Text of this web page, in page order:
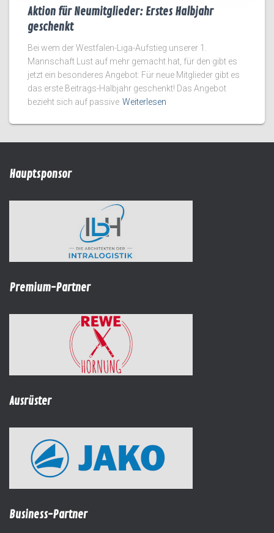
Aktion für Neumitglieder: Erstes Halbjahr
geschenkt
Bei wem der Westfalen-Liga-Aufstieg unserer 1.
Mannschaft Lust auf mehr gemacht hat, für den gibt es
jetzt ein besonderes Angebot: Für neue Mitglieder gibt es
das erste Beitrags-Halbjahr geschenkt! Das Angebot
bezieht sich auf passive Weiterlesen
Hauptsponsor
Premium-Partner
Ausrüster
Business-Partner